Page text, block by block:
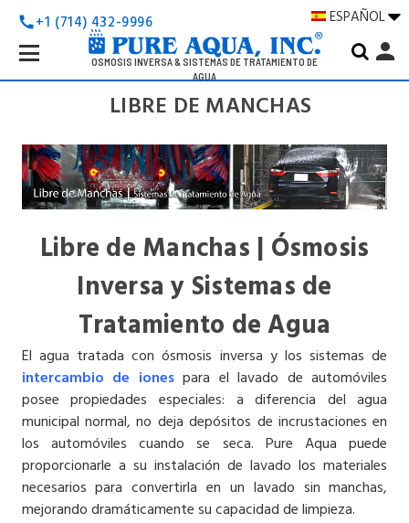
call+1 (714) 432-9996 ESPAÑOL
OSMOSIS INVERSA & SISTEMAS DE TRATAMIENTO DE
AGUA
Search
Keyword:
person
LIBRE DE MANCHAS
Libre de Manchas | Ósmosis
Inversa y Sistemas de
Tratamiento de Agua
El agua tratada con ósmosis inversa y los sistemas de
intercambio de ionespara el lavado de automóviles
posee propiedades especiales: a diferencia del agua
municipal normal, no deja depósitos de incrustaciones en
los automóviles cuando se seca. Pure Aqua puede
proporcionarle a su instalación de lavado los materiales
necesarios para convertirla en un lavado sin manchas,
mejorando dramáticamente su capacidad de limpieza.